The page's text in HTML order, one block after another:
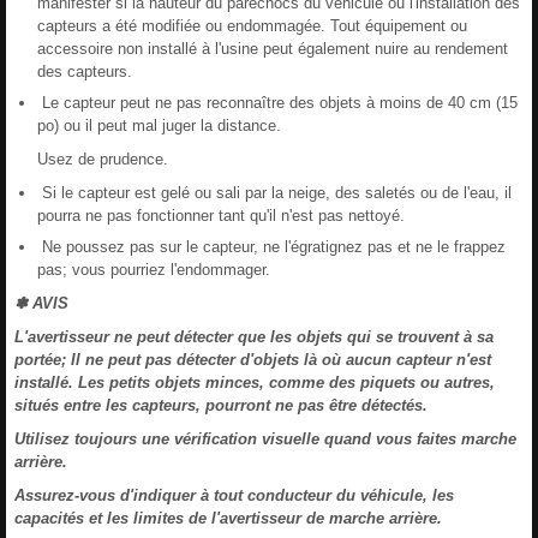
capteurs a été modifiée ou endommagée. Tout équipement ou
accessoire non installé à l'usine peut également nuire au rendement
des capteurs.
Le capteur peut ne pas reconnaître des objets à moins de 40 cm (15
po) ou il peut mal juger la distance.
Usez de prudence.
Si le capteur est gelé ou sali par la neige, des saletés ou de l'eau, il
pourra ne pas fonctionner tant qu'il n'est pas nettoyé.
Ne poussez pas sur le capteur, ne l'égratignez pas et ne le frappez
pas; vous pourriez l'endommager.
✽ AVIS
L'avertisseur ne peut détecter que les objets qui se trouvent à sa
portée; Il ne peut pas détecter d'objets là où aucun capteur n'est
installé. Les petits objets minces, comme des piquets ou autres,
situés entre les capteurs, pourront ne pas être détectés.
Utilisez toujours une vérification visuelle quand vous faites marche
arrière.
Assurez-vous d'indiquer à tout conducteur du véhicule, les
capacités et les limites de l'avertisseur de marche arrière.